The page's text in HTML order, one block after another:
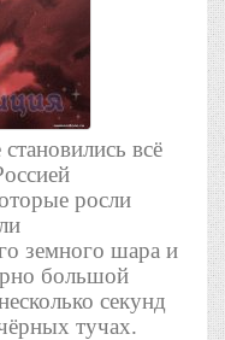
всё
росли
земного шара и
большой
секунд
тучах.